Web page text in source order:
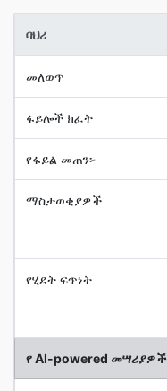
ባህሪ
መለወጥ
ፋይሎች ክፈት
የፋይል መጠን፦
ማስታወቂያዎች
የሂደት ፍጥነት
የ AI-powered መሣሪያዎች